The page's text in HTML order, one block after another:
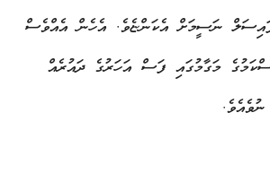
ނަސީމަށް އެކަންޏެވެ. އެހެން އެއްވެސް
މަގާމުގައި ފަސް އަހަރުގެ ދައުރެއް